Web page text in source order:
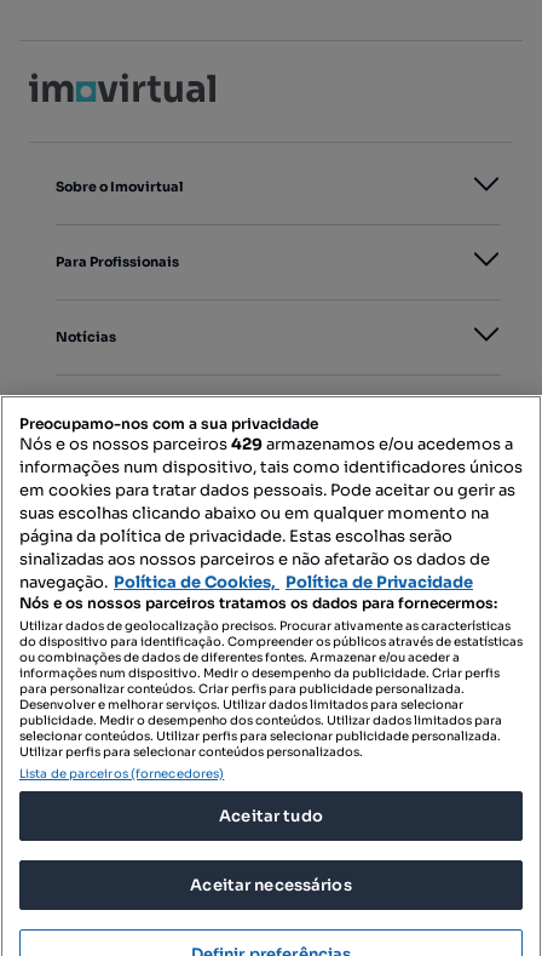
Sobre o Imovirtual
Para Profissionais
Notícias
Mapa do Site
Contacte-nos
SIGA-NOS:
DESCARREGAR NA:
© 2026 Imovirtual.com, OLX Portugal, S.A.
TERMOS DE UTILIZAÇÃO
Preocupamo-nos com a sua privacidade
Nós e os nossos parceiros429armazenamos e/ou acedemos a
informações num dispositivo, tais como identificadores únicos
em cookies para tratar dados pessoais. Pode aceitar ou gerir as
suas escolhas clicando abaixo ou em qualquer momento na
página da política de privacidade. Estas escolhas serão
sinalizadas aos nossos parceiros e não afetarão os dados de
navegação. Política de Cookies, Política de Privacidade
Nós e os nossos parceiros tratamos os dados para fornecermos:
Utilizar dados de geolocalização precisos. Procurar ativamente as características
do dispositivo para identificação. Compreender os públicos através de estatísticas
ou combinações de dados de diferentes fontes. Armazenar e/ou aceder a
informações num dispositivo. Medir o desempenho da publicidade. Criar perfis
para personalizar conteúdos. Criar perfis para publicidade personalizada.
Desenvolver e melhorar serviços. Utilizar dados limitados para selecionar
publicidade. Medir o desempenho dos conteúdos. Utilizar dados limitados para
selecionar conteúdos. Utilizar perfis para selecionar publicidade personalizada.
Utilizar perfis para selecionar conteúdos personalizados.
Lista de parceiros (fornecedores)
Aceitar tudo
Aceitar necessários